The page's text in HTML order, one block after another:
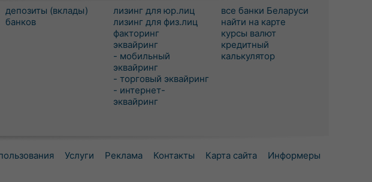
депозиты (вклады)
банков
лизинг для юр.лиц
лизинг для физ.лиц
факторинг
эквайринг
- мобильный
эквайринг
- торговый эквайринг
- интернет-
эквайринг
все банки Беларуси
найти на карте
курсы валют
кредитный
калькулятор
Услуги Реклама Контакты Карта сайта Информеры